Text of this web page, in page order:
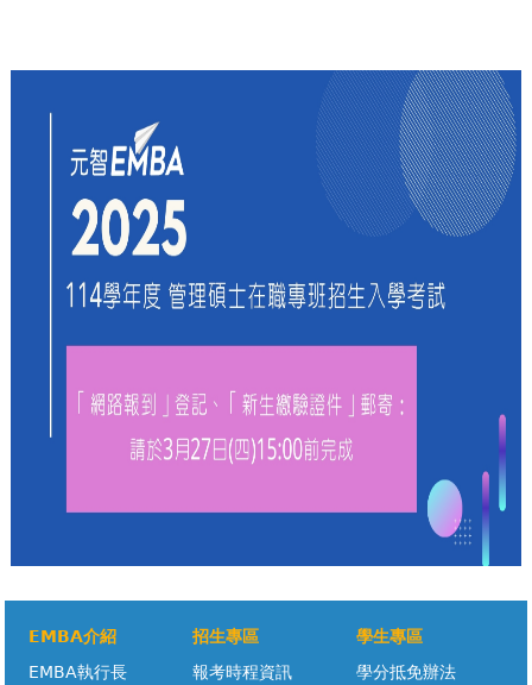
EMBA介紹
EMBA執行長
招生專區
報考時程資訊
學生專區
學分抵免辦法